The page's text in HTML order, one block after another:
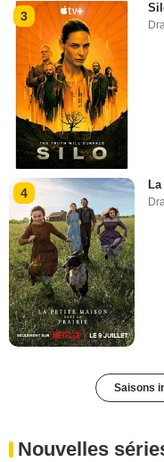
3
4
Saisons
Nouvelles